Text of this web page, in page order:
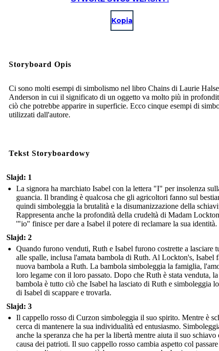
Kopia
Storyboard Opis
Ci sono molti esempi di simbolismo nel libro Chains di Laurie Halse
Anderson in cui il significato di un oggetto va molto più in
ciò che potrebbe apparire in superficie. Ecco cinque esempi di
utilizzati dall'autore.
Tekst Storyboardowy
Slajd: 1
La signora ha marchiato Isabel con la lettera "I" per insolenza
guancia. Il branding è qualcosa che gli agricoltori fanno sul
quindi simboleggia la brutalità e la disumanizzazione della
Rappresenta anche la profondità della crudeltà di Madam
'"io" finisce per dare a Isabel il potere di reclamare la sua identità.
Slajd: 2
Quando furono venduti, Ruth e Isabel furono costrette a lasciare
alle spalle, inclusa l'amata bambola di Ruth. Al Lockton's, Isabel
nuova bambola a Ruth. La bambola simboleggia la famiglia,
loro legame con il loro passato. Dopo che Ruth è stata venduta, la
bambola è tutto ciò che Isabel ha lasciato di Ruth e simboleggia
di Isabel di scappare e trovarla.
Slajd: 3
Il cappello rosso di Curzon simboleggia il suo spirito. Mentre è
cerca di mantenere la sua individualità ed entusiasmo.
anche la speranza che ha per la libertà mentre aiuta il suo schiavo
causa dei patrioti. Il suo cappello rosso cambia aspetto col